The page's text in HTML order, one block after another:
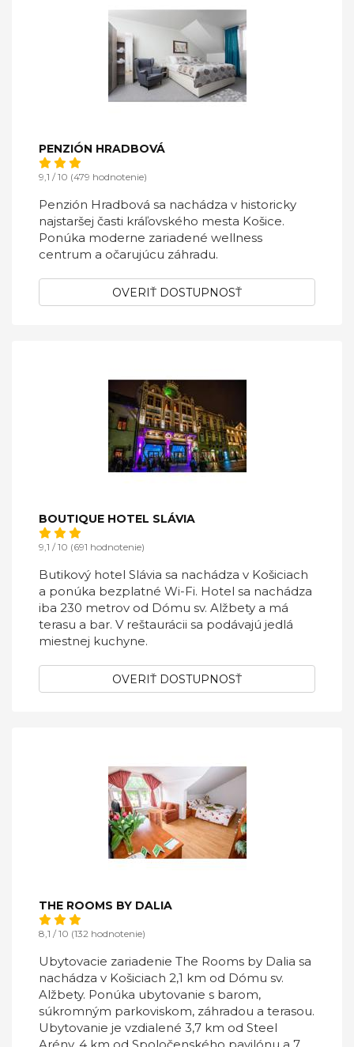
PENZIÓN HRADBOVÁ
9,1 / 10 (479 hodnotenie)
Penzión Hradbová sa nachádza v historicky
najstaršej časti kráľovského mesta Košice.
Ponúka moderne zariadené wellness
centrum a očarujúcu záhradu.
OVERIŤ DOSTUPNOSŤ
BOUTIQUE HOTEL SLÁVIA
9,1 / 10 (691 hodnotenie)
Butikový hotel Slávia sa nachádza v Košiciach
a ponúka bezplatné Wi-Fi. Hotel sa nachádza
iba 230 metrov od Dómu sv. Alžbety a má
terasu a bar. V reštaurácii sa podávajú jedlá
miestnej kuchyne.
OVERIŤ DOSTUPNOSŤ
THE ROOMS BY DALIA
8,1 / 10 (132 hodnotenie)
Ubytovacie zariadenie The Rooms by Dalia sa
nachádza v Košiciach 2,1 km od Dómu sv.
Alžbety. Ponúka ubytovanie s barom,
súkromným parkoviskom, záhradou a terasou.
Ubytovanie je vzdialené 3,7 km od Steel